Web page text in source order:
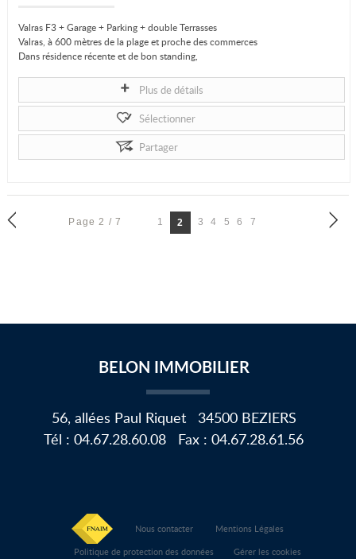
Valras F3 + Garage + Parking + double Terrasses
Valras, à 600 mètres de la plage et proche des commerces
Dans résidence récente et de bon standing,
Vous n'aurez qu'à poser vos meubles dans cet...
Plus de détails
Sélectionner
Partager
Page 2 / 7 1 2 3 4 5 6 7
BELON IMMOBILIER
56, allées Paul Riquet 34500 BEZIERS
Tél :04.67.28.60.08 Fax :04.67.28.61.56
Nous contacter
Mentions Légales
Politique de protection des données
Gérer les cookies